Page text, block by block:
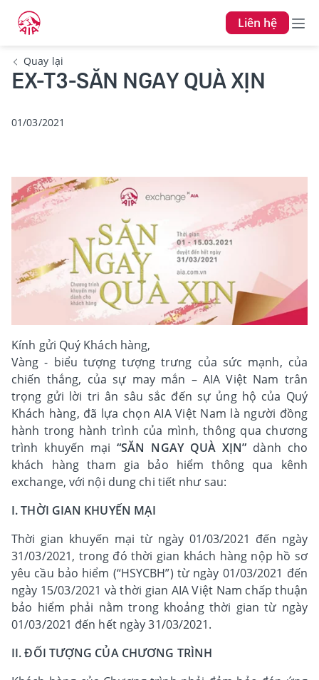
Liên hệ
Quay lại
EX-T3-SĂN NGAY QUÀ XỊN
01/03/2021
Kính gửi Quý Khách hàng,
Vàng - biểu tượng tượng trưng của sức mạnh, của
chiến thắng, của sự may mắn – AIA Việt Nam trân
trọng gửi lời tri ân sâu sắc đến sự ủng hộ của Quý
Khách hàng, đã lựa chọn AIA Việt Nam là người đồng
hành trong hành trình của mình, thông qua chương
trình khuyến mại“SĂN NGAY QUÀ XỊN” dành cho
khách hàng tham gia bảo hiểm thông qua kênh
exchange, với nội dung chi tiết như sau:
I. THỜI GIAN KHUYẾN MẠI
Thời gian khuyến mại từ ngày 01/03/2021 đến ngày
31/03/2021, trong đó thời gian khách hàng nộp hồ sơ
yêu cầu bảo hiểm (“HSYCBH”) từ ngày 01/03/2021 đến
ngày 15/03/2021 và thời gian AIA Việt Nam chấp thuận
bảo hiểm phải nằm trong khoảng thời gian từ ngày
01/03/2021 đến hết ngày 31/03/2021.
II. ĐỐI TƯỢNG CỦA CHƯƠNG TRÌNH